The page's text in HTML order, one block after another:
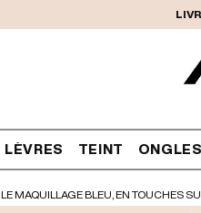
LÈVRES TEINT ONGLES
LE MAQUILLAGE BLEU, EN TOUCHES